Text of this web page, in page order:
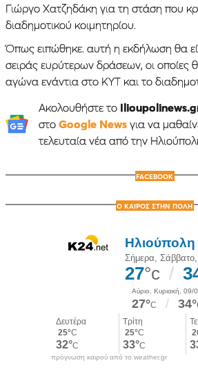
Γιώργο Χατζηδάκη για τη στάση που
διαδημοτικού κοιμητηρίου.
Όπως ειπώθηκε. αυτή η εκδήλωση θα
σειράς ευρύτερων δράσεων, οι οποίες
αγώνα ενάντια στο ΚΥΤ και το
Ακολουθήστε το
στο Google Newsγια να
τελευταία νέα από την
FACEBOOK
Ο ΚΑΙΡΟΣ ΣΤΗΝ ΠΟΛΗ
πρόγνωση καιρού από το weather.gr